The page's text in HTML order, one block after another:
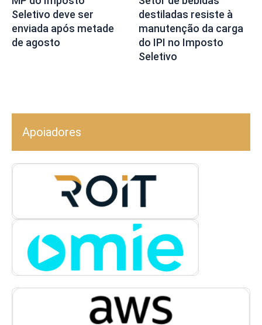
Seletivo deve ser
enviada após metade
de agosto
destiladas resiste à
manutenção da carga
do IPI no Imposto
Seletivo
Apoiadores